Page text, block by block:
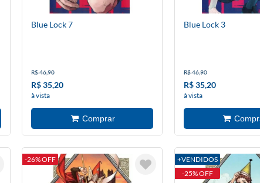
Blue Lock 7
R$ 46,90
R$ 35,20
à vista
Blue Lock 3
R$ 46,90
R$ 35,20
à vista
-26% OFF
+VENDIDOS
-25% OFF